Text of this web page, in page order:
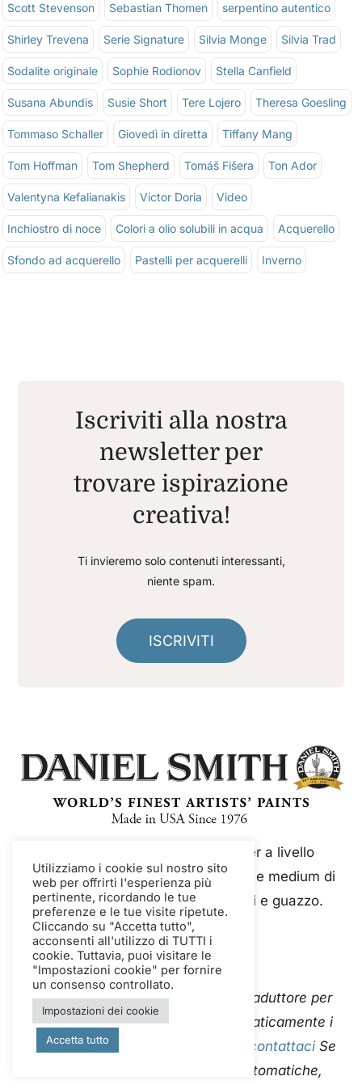
Scott Stevenson Sebastian Thomen serpentino autentico
Shirley Trevena Serie Signature Silvia Monge Silvia Trad
Sodalite originale Sophie Rodionov Stella Canfield
Susana Abundis Susie Short Tere Lojero Theresa Goesling
Tommaso Schaller Giovedì in diretta Tiffany Mang
Tom Hoffman Tom Shepherd Tomáš Fišera Ton Ador
Valentyna Kefalianakis Victor Doria Video
Inchiostro di noce Colori a olio solubili in acqua Acquerello
Sfondo ad acquerello Pastelli per acquerelli Inverno
Iscriviti alla nostra
newsletter per
trovare ispirazione
creativa!
Ti invieremo solo contenuti interessanti,
niente spam.
ISCRIVITI
Daniel Smith è un'azienda leader a livello
mondiale nella produzione di colori e medium di
qualità artistica, tra cui acquerelli e guazzo.
Questo sito web utilizza Google Traduttore per
tradurre istantaneamente e automaticamente i
contenuti in più lingue. Per favore
contattaciSe
riscontri errori nelle traduzioni automatiche,
Utilizziamo i cookie sul nostro sito
web per offrirti l'esperienza più
pertinente, ricordando le tue
preferenze e le tue visite ripetute.
Cliccando su "Accetta tutto",
acconsenti all'utilizzo di TUTTI i
cookie. Tuttavia, puoi visitare le
"Impostazioni cookie" per fornire
un consenso controllato.
Impostazioni dei cookie
Accetta tutto